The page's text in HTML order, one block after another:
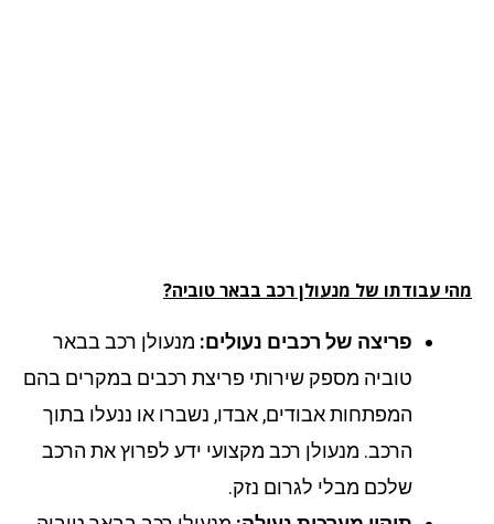
עבודתו של מנעולן רכב בבאר טוביה?
פריצה של רכבים נעולים:מנעולן רכב בבאר
טוביה מספק שירותי פריצת רכבים במקרים בהם
המפתחות אבודים, אבדו, נשברו או ננעלו בתוך
הרכב. מנעולן רכב מקצועי ידע לפרוץ את הרכב
שלכם מבלי לגרום נזק.